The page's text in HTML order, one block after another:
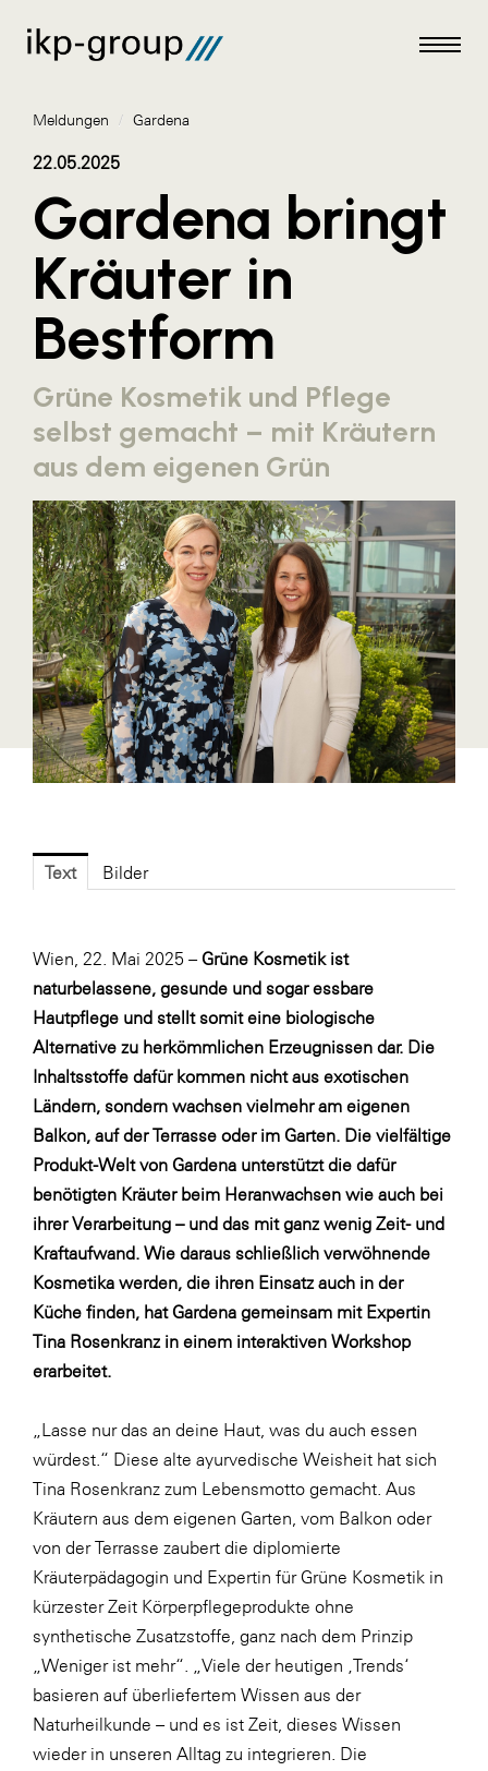
Meldungen
AKTUELLES
ACO
ALEX Krems
Amazon Web Services
Artweger
AustroCel Hallein
Blaguss
Bundesverband Sonnenschutztechnik
Cineplexx
Colmobil Austria
Controller Institut
Darbo
Designer Outlets Parndorf und Salzburg
DOMOFERM
EY
Fressnapf
FRoSTA
FV Energierohstoff & Kraftstoff
Gardena
Gas Connect Austria
GBV - Verband gemeinnütziger
Bauvereinigungen
Getzner Werkstoffe
Heimat Österreich
ikp
Johnson & Johnson
kosaplaner
LAT Nitrogen
Libro
Lidl Österreich
Die Menü-Manufaktur
MTH Retail Group
OMV
OptimaMed
PAGRO
Meldungen / Gardena
22.05.2025
Gardena bringt
Kräuter in
Bestform
Grüne Kosmetik und Pflege
selbst gemacht – mit Kräutern
aus dem eigenen Grün
Text Bilder
Wien, 22. Mai 2025 –Grüne Kosmetik ist
naturbelassene, gesunde und sogar essbare
Hautpflege und stellt somit eine biologische
Alternative zu herkömmlichen Erzeugnissen dar. Die
Inhaltsstoffe dafür kommen nicht aus exotischen
Ländern, sondern wachsen vielmehr am eigenen
Balkon, auf der Terrasse oder im Garten. Die vielfältige
Produkt-Welt von Gardena unterstützt die dafür
benötigten Kräuter beim Heranwachsen wie auch bei
ihrer Verarbeitung – und das mit ganz wenig Zeit- und
Kraftaufwand. Wie daraus schließlich verwöhnende
Kosmetika werden, die ihren Einsatz auch in der
Küche finden, hat Gardena gemeinsam mit Expertin
Tina Rosenkranz in einem interaktiven Workshop
erarbeitet.
„Lasse nur das an deine Haut, was du auch essen
würdest.“ Diese alte ayurvedische Weisheit hat sich
Tina Rosenkranz zum Lebensmotto gemacht. Aus
Kräutern aus dem eigenen Garten, vom Balkon oder
von der Terrasse zaubert die diplomierte
Kräuterpädagogin und Expertin für Grüne Kosmetik in
kürzester Zeit Körperpflegeprodukte ohne
synthetische Zusatzstoffe, ganz nach dem Prinzip
„Weniger ist mehr“. „Viele der heutigen ‚Trends‘
basieren auf überliefertem Wissen aus der
Naturheilkunde – und es ist Zeit, dieses Wissen
wieder in unseren Alltag zu integrieren. Die